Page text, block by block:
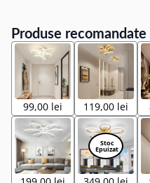
Produse recomandate
99,00 lei 119,00 lei